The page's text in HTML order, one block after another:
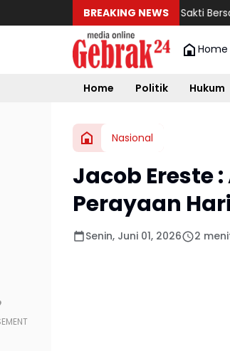
BREAKING NEWS
Polsek Banda Sakti Bersama
Home
Home Politik Hukum
Nasional
Jacob Ereste
Perayaan
Senin, Juni 01, 2026 2